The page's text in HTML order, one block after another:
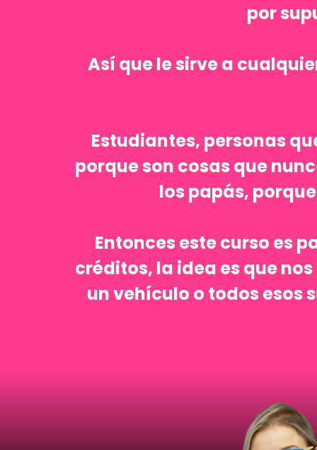
por
Así que le sirve a
Estudiantes, personas
porque son cosas que
los papás,
Entonces este curso es
créditos, la idea es que
un vehículo o todos esos